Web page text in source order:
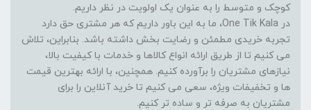
کوچک و متوسط را به عنوان یک اولویت در نظر داریم.
در One Tik Kala، ما به این باور داریم که هر مشتری حق دارد
تجربه خریدی مطمئن و رضایت بخش داشته باشد. بنابراین، تلاش
می کنیم تا از طریق ارائه انواع کالاها و خدمات با کیفیت بالا،
نیازهای مشتریان را برآورده کنیم. همچنین، با ارائه بهترین قیمت
ها و تخفیفات ویژه، سعی می کنیم تا خرید آنلاین را برای
مشتریان به صرفه تر و ساده تر کنیم.